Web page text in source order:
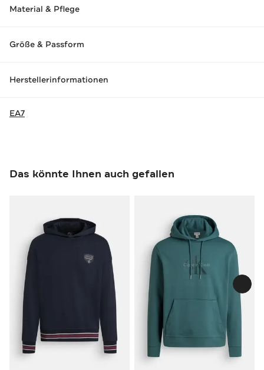
Material & Pflege
Größe & Passform
Herstellerinformationen
EA7
Das könnte Ihnen auch gefallen